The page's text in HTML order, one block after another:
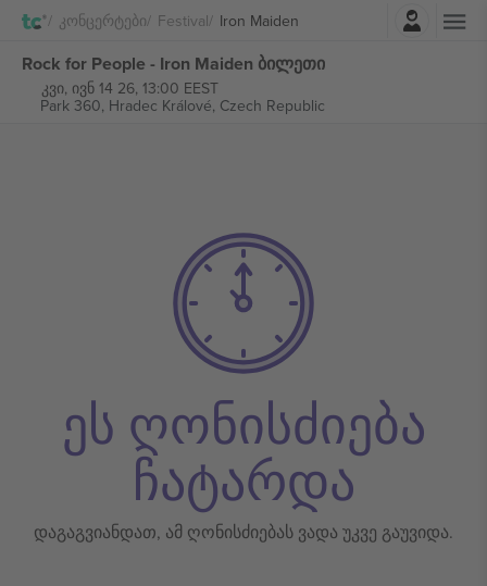
Კონცერტები Festival Iron Maidenშესვლა
Rock for People - Iron Maiden ბილეთი
კვი, ივნ 14 26, 13:00 EEST
Park 360, Hradec Králové, Czech Republic
ეს ღონისძიება
ჩატარდა
დაგაგვიანდათ, ამ ღონისძიებას ვადა უკვე გაუვიდა.